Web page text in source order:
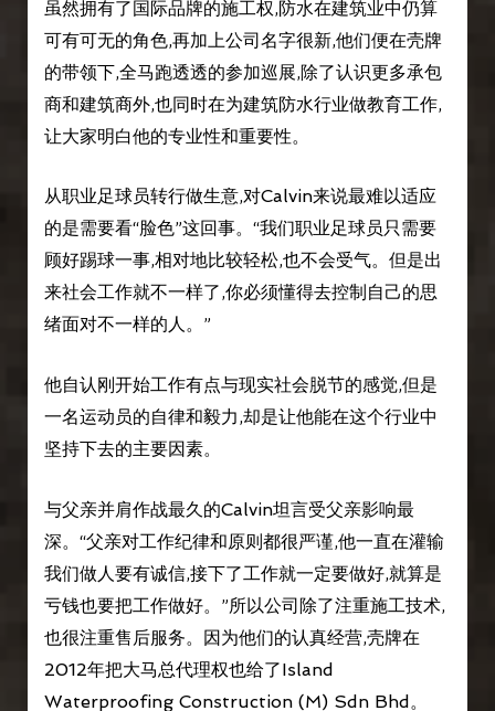
虽然拥有了国际品牌的施工权,防水在建筑业中仍算
可有可无的角色,再加上公司名字很新,他们便在壳牌
的带领下,全马跑透透的参加巡展,除了认识更多承包
商和建筑商外,也同时在为建筑防水行业做教育工作,
让大家明白他的专业性和重要性。
从职业足球员转行做生意,对Calvin来说最难以适应
的是需要看“脸色”这回事。“我们职业足球员只需要
顾好踢球一事,相对地比较轻松,也不会受气。但是出
来社会工作就不一样了,你必须懂得去控制自己的思
绪面对不一样的人。”
他自认刚开始工作有点与现实社会脱节的感觉,但是
一名运动员的自律和毅力,却是让他能在这个行业中
坚持下去的主要因素。
与父亲并肩作战最久的Calvin坦言受父亲影响最
深。“父亲对工作纪律和原则都很严谨,他一直在灌输
我们做人要有诚信,接下了工作就一定要做好,就算是
亏钱也要把工作做好。”所以公司除了注重施工技术,
也很注重售后服务。因为他们的认真经营,壳牌在
2012年把大马总代理权也给了Island
Waterproofing Construction (M) Sdn Bhd。